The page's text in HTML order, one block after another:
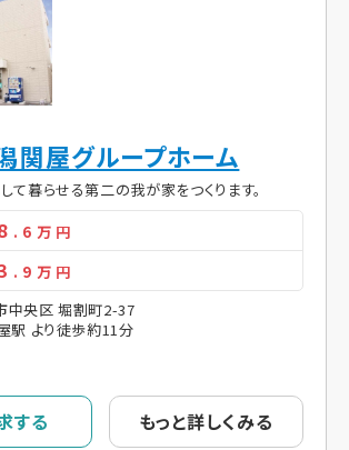
関屋グループホーム
て暮らせる第二の我が家をつくります。
. 6 万 円
. 9 万 円
中央区 堀割町2-37
駅 より徒歩約11分
する もっと詳しくみる